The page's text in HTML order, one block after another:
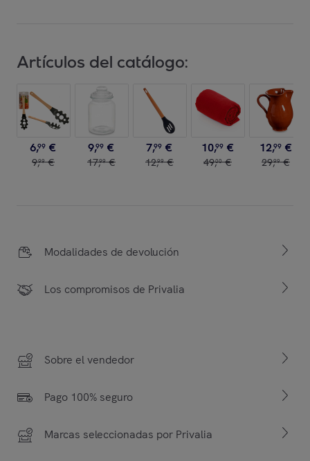
Artículos del catálogo:
6,99 €
9,99 €
9,99 €
17,99 €
7,99 €
12,99 €
10,99 €
49,00 €
12,99 €
29,99 €
Modalidades de devolución
Los compromisos de Privalia
Sobre el vendedor
Pago 100% seguro
Marcas seleccionadas por Privalia